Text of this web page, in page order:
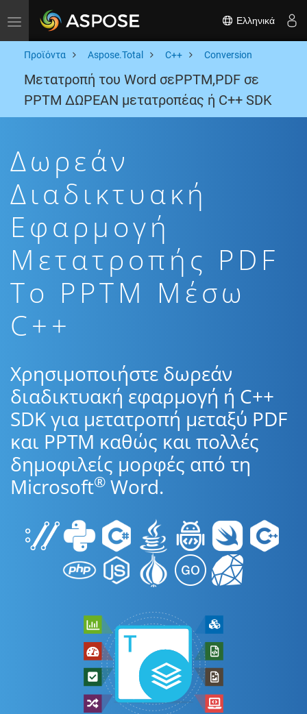
Toggle navigation Ελληνικά
Προϊόντα Aspose.Total C++ Conversion
Μετατροπή του Word σεPPTM,PDF σε
PPTM ΔΩΡΕΑΝ μετατροπέας ή C++ SDK
Δωρεάν
Διαδικτυακή
Εφαρμογή
Μετατροπής PDF
To PPTM Μέσω
C++
Χρησιμοποιήστε δωρεάν
διαδικτυακή εφαρμογή ή C++
SDK για μετατροπή μεταξύ PDF
και PPTM καθώς και πολλές
δημοφιλείς μορφές από τη
Microsoft® Word.